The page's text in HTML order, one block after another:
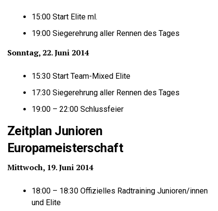
15:00 Start Elite ml.
19:00 Siegerehrung aller Rennen des Tages
Sonntag, 22. Juni 2014
15:30 Start Team-Mixed Elite
17:30 Siegerehrung aller Rennen des Tages
19:00 – 22:00 Schlussfeier
Zeitplan Junioren
Europameisterschaft
Mittwoch, 19. Juni 2014
18:00 – 18:30 Offizielles Radtraining Junioren/innen
und Elite